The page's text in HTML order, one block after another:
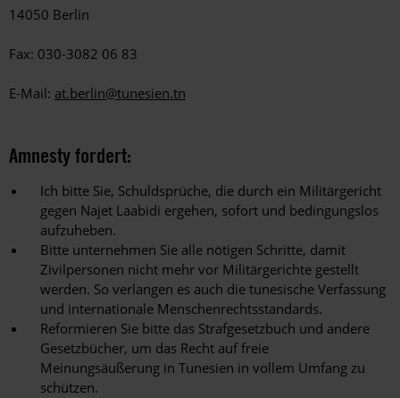
14050 Berlin
Fax: 030-3082 06 83
E-Mail: at.berlin@tunesien.tn
Amnesty fordert:
Ich bitte Sie, Schuldsprüche, die durch ein Militärgericht
gegen Najet Laabidi ergehen, sofort und bedingungslos
aufzuheben.
Bitte unternehmen Sie alle nötigen Schritte, damit
Zivilpersonen nicht mehr vor Militärgerichte gestellt
werden. So verlangen es auch die tunesische Verfassung
und internationale Menschenrechtsstandards.
Reformieren Sie bitte das Strafgesetzbuch und andere
Gesetzbücher, um das Recht auf freie
Meinungsäußerung in Tunesien in vollem Umfang zu
schützen.